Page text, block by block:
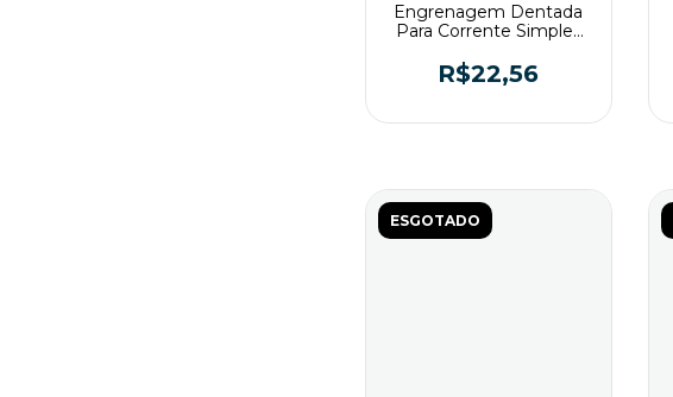
Engrenagem Dentada
Para Corrente Simples
R$22,56
ESGOTADO